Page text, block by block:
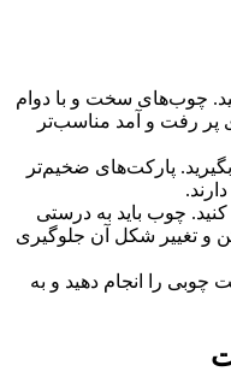
چوب‌های سخت و با دوام
پر رفت و آمد مناسب‌تر
پارکت‌های ضخیم‌تر
چوب باید به درستی
و تغییر شکل آن جلوگیری
چوبی را انجام دهید و به